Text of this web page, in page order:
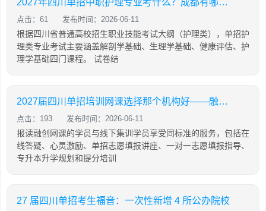
2027年四川单招中职护理专业考什么？成都有哪些单招机构提供护理专业培训？
点击：61 发布时间：2026-06-11
根据四川省普通高校招生职业技能考试大纲（护理类），单招护
理类专业考试主要涵盖解剖学基础、生理学基础、健康评估、护
理学基础四门课程。 试卷结
2027届四川单招培训网课选择那个机构好——融创单招培训学校
点击：193 发布时间：2026-06-11
报读融创网课的学员与线下集训学员享受同标准的服务，包括在
线答疑、心灵激励、单招志愿填报讲座、一对一志愿填报指导、
专升本升学规划和提分培训
27 届四川单招考生福音：一次性新增 4 所公办院校